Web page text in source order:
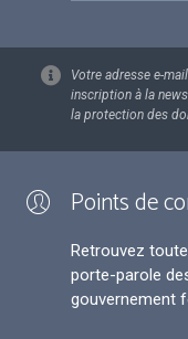
Votre adresse e-
inscription à la
la protection des
Points de
Retrouvez
porte-parole
gouvernement